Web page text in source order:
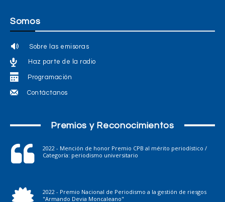
Somos
Sobre las emisoras
Haz parte de la radio
Programación
Contáctanos
Premios y Reconocimientos
2022 - Mención de honor Premio CPB al mérito periodístico /
Categoría: periodismo universitario
2022 - Premio Nacional de Periodismo a la gestión de riesgos
"Armando Devia Moncaleano"